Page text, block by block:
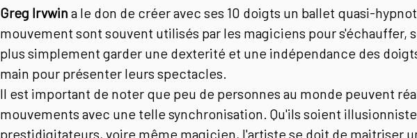
Greg Irvwin a le don de créer avec ses 10 doigts un ballet quasi-
mouvement sont souvent utilisés par les magiciens pour s'échauffer,
plus simplement garder une dexterité et une indépendance des
main pour présenter leurs spectacles.
Il est important de noter que peu de personnes au monde peuvent
mouvements avec une telle synchronisation. Qu'ils soient
prestidigitateurs, voire même magicien, l'artiste se doit de maitriser